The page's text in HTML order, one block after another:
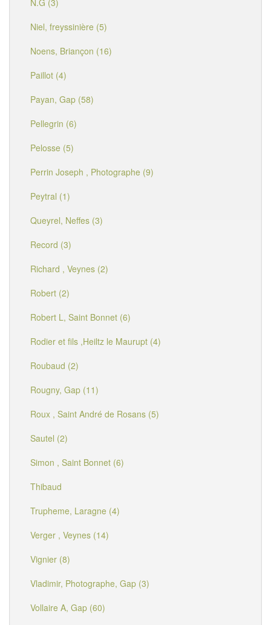
N.G (3)
Niel, freyssinière (5)
Noens, Briançon (16)
Paillot (4)
Payan, Gap (58)
Pellegrin (6)
Pelosse (5)
Perrin Joseph , Photographe (9)
Peytral (1)
Queyrel, Neffes (3)
Record (3)
Richard , Veynes (2)
Robert (2)
Robert L, Saint Bonnet (6)
Rodier et fils ,Heiltz le Maurupt (4)
Roubaud (2)
Rougny, Gap (11)
Roux , Saint André de Rosans (5)
Sautel (2)
Simon , Saint Bonnet (6)
Thibaud
Trupheme, Laragne (4)
Verger , Veynes (14)
Vignier (8)
Vladimir, Photographe, Gap (3)
Vollaire A, Gap (60)